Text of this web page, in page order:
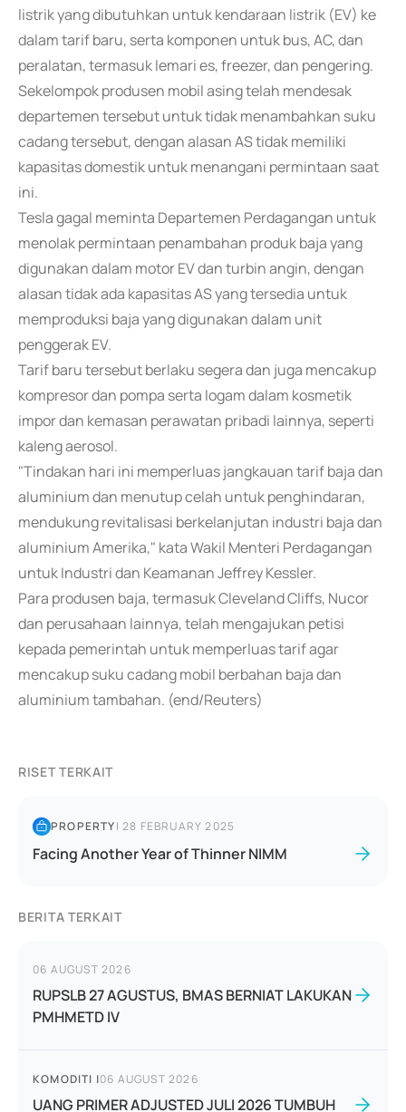
listrik yang dibutuhkan untuk kendaraan listrik (EV) ke
dalam tarif baru, serta komponen untuk bus, AC, dan
peralatan, termasuk lemari es, freezer, dan pengering.
Sekelompok produsen mobil asing telah mendesak
departemen tersebut untuk tidak menambahkan suku
cadang tersebut, dengan alasan AS tidak memiliki
kapasitas domestik untuk menangani permintaan saat
ini.
Tesla gagal meminta Departemen Perdagangan untuk
menolak permintaan penambahan produk baja yang
digunakan dalam motor EV dan turbin angin, dengan
alasan tidak ada kapasitas AS yang tersedia untuk
memproduksi baja yang digunakan dalam unit
penggerak EV.
Tarif baru tersebut berlaku segera dan juga mencakup
kompresor dan pompa serta logam dalam kosmetik
impor dan kemasan perawatan pribadi lainnya, seperti
kaleng aerosol.
"Tindakan hari ini memperluas jangkauan tarif baja dan
aluminium dan menutup celah untuk penghindaran,
mendukung revitalisasi berkelanjutan industri baja dan
aluminium Amerika," kata Wakil Menteri Perdagangan
untuk Industri dan Keamanan Jeffrey Kessler.
Para produsen baja, termasuk Cleveland Cliffs, Nucor
dan perusahaan lainnya, telah mengajukan petisi
kepada pemerintah untuk memperluas tarif agar
mencakup suku cadang mobil berbahan baja dan
aluminium tambahan. (end/Reuters)
RISET TERKAIT
PROPERTY|28 FEBRUARY 2025
Facing Another Year of Thinner NIMM
BERITA TERKAIT
06 AUGUST 2026
RUPSLB 27 AGUSTUS, BMAS BERNIAT LAKUKAN
PMHMETD IV
KOMODITI |06 AUGUST 2026
UANG PRIMER ADJUSTED JULI 2026 TUMBUH